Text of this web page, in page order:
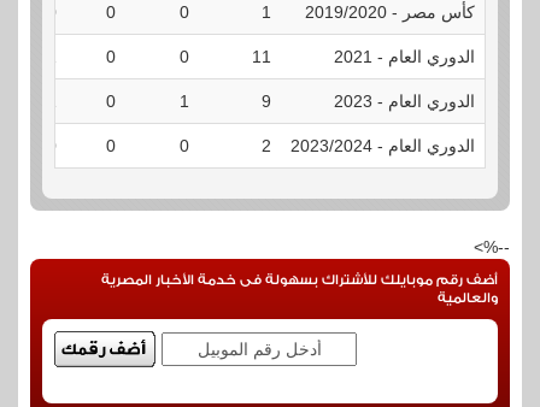
كأس مصر - 2019/2020 1
0
0
0
الدوري العام - 2021 11
0
0
الدوري العام - 2023 9
1
0
الدوري العام - 2023/2024 2
0
0
0
--%>
أضف رقم موبايلك للأشتراك بسهولة فى خدمة الأخبار المصرية
والعالمية